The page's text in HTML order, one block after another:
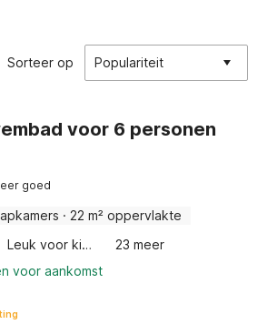
Sorteer op Populariteit
voor 6 personen
goed
· 22 m² oppervlakte
Leuk voor kinderen
23 meer
voor aankomst